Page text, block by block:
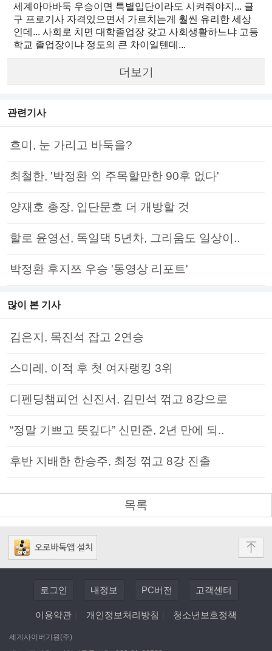
세계아마바둑 우승이면 특별입단이라도 시켜줘야지... 글
구 프로기사 자격있으면서 가르치는게 훨씬 유리한 세상
인데... 사회로 치면 대학졸업장 갖고 사회생활하느냐 고등
학교 졸업장이냐 정도의 큰 차이일텐데...
더보기
관련기사
흐미, 눈 가리고 바둑을?
최철한, '박정환 외 주목할만한 90후 없다'
양재호 총장, 입단문호 더 개방할 것
할로 윤영선, 독일댁 5년차, 그리움도 일상이..
박정환 후지쯔 우승 '동영상 리포트'
많이 본 기사
김은지, 목진석 잡고 2연승
스미레, 이적 후 첫 여자랭킹 3위
디펜딩챔피언 신진서, 김민석 꺾고 8강으로
“정말 기쁘고 뜻깊다” 신민준, 2년 만에 되..
후반 지배한 한승주, 최정 꺾고 8강 진출
목록
로그인 내정보 PC버전 고객센터
이용약관 개인정보처리방침 청소년보호정책
세계사이버기원(주)